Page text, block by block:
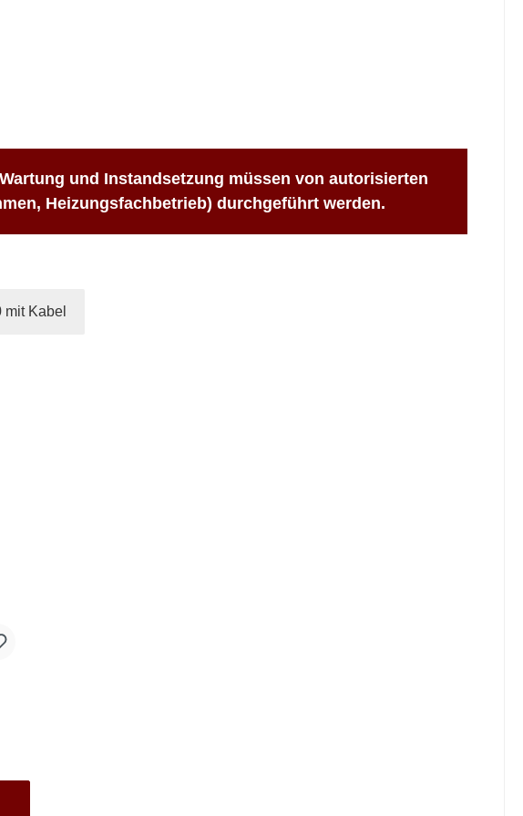
und Instandsetzung müssen von autorisierten
Heizungsfachbetrieb) durchgeführt werden.
Kabel